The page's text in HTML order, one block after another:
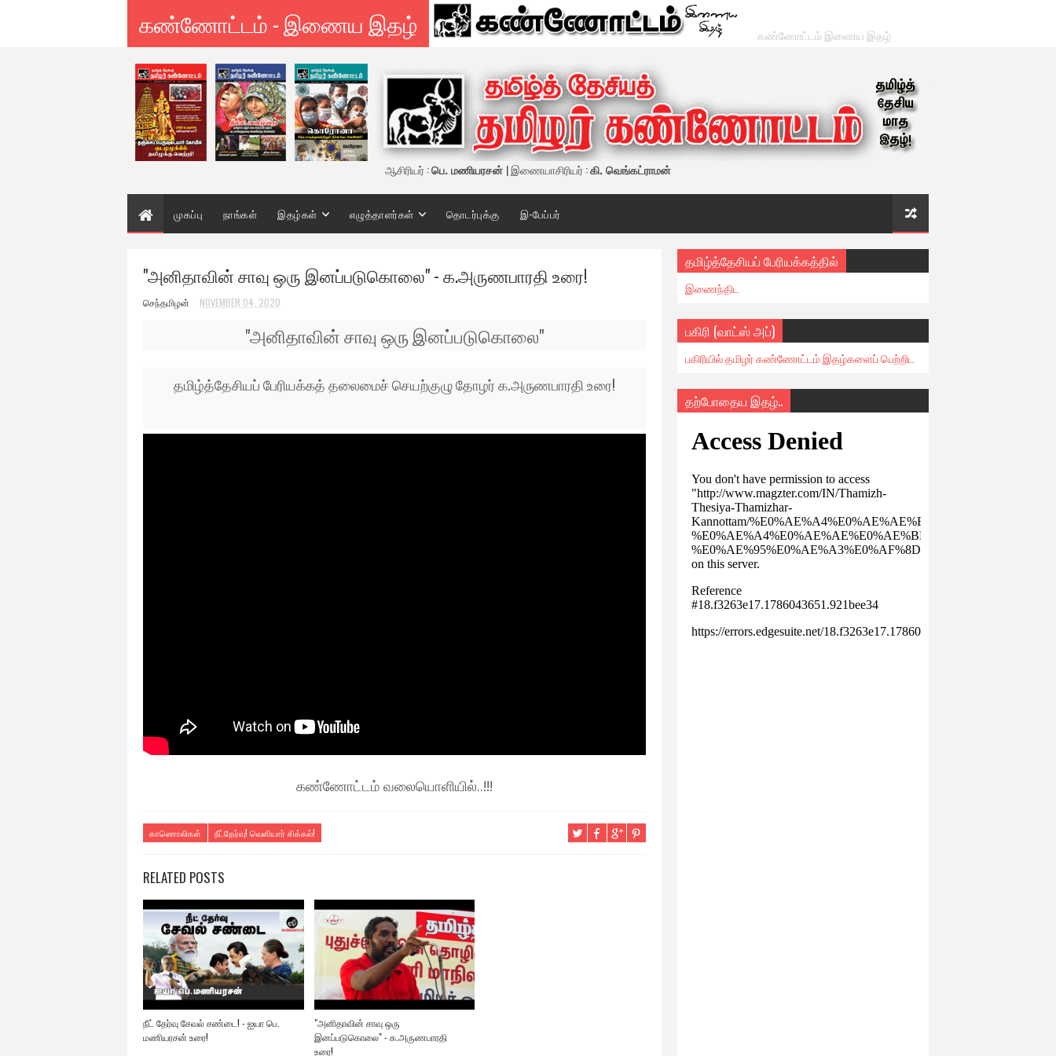
கண்ணோட்டம் - இணைய இதழ் கண்ணோட்டம் இணைய இதழ்
ஆசிரியர் :பெ. மணியரசன் | இணையாசிரியர் :கி. வெங்கட்ராமன்
முகப்பு நாங்கள் இதழ்கள் எழுத்தாளர்கள் தொடர்புக்கு இ-பேப்பர்
"அனிதாவின் சாவு ஒரு இனப்படுகொலை" - க.அருணபாரதி உரை!
செந்தமிழன் NOVEMBER 04, 2020
"அனிதாவின் சாவு ஒரு இனப்படுகொலை"
தமிழ்த்தேசியப் பேரியக்கத் தலைமைச் செயற்குழு தோழர் க.அருணபாரதி உரை!
கண்ணோட்டம் வலையொளியில்..!!!
காணொலிகள் நீட்தேர்வு! வெளியார் சிக்கல்!
RELATED POSTS
நீட் தேர்வு சேவல் சண்டை! - ஐயா பெ.
மணியரசன் உரை!
"அனிதாவின் சாவு ஒரு
இனப்படுகொலை" - க.அருணபாரதி
உரை!
தமிழ்த்தேசியப் பேரியக்கத்தில்
இணைந்திட
பகிரி (வாட்ஸ் அப்)
பகிரியில் தமிழர் கண்ணோட்டம் இதழ்களைப் பெற்றிட
தற்போதைய இதழ்..